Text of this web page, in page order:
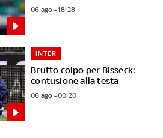
06 ago - 18:28
Brutto colpo per Bisseck:
contusione alla testa
INTER
06 ago - 00:20